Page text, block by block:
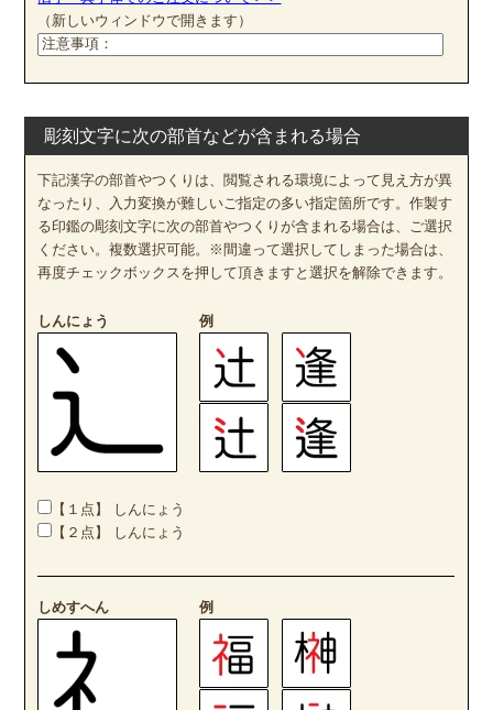
（新しいウィンドウで開きます）
彫刻文字に次の部首などが含まれる場合
下記漢字の部首やつくりは、閲覧される環境によって見え方が異
なったり、入力変換が難しいご指定の多い指定箇所です。作製す
る印鑑の彫刻文字に次の部首やつくりが含まれる場合は、ご選択
ください。複数選択可能。※間違って選択してしまった場合は、
再度チェックボックスを押して頂きますと選択を解除できます。
しんにょう 例
【１点】 しんにょう
【２点】 しんにょう
しめすへん 例